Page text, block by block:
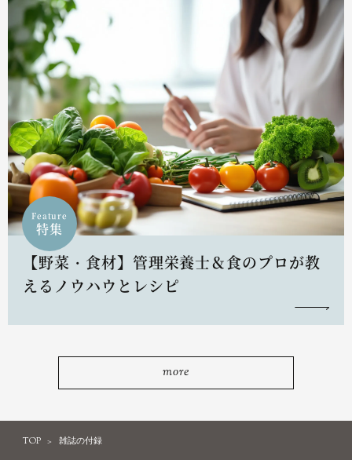
Feature
特集
【野菜・食材】管理栄養士＆食のプロが教
えるノウハウとレシピ
more
TOP 雑誌の付録